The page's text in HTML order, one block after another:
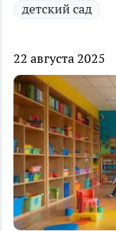
детский сад
22 августа 2025